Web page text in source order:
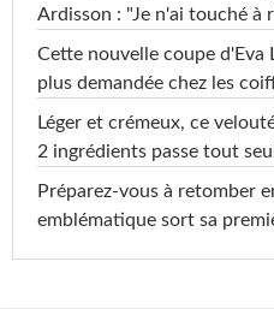
Ardisson : "Je n'ai touché à
Cette nouvelle coupe
plus demandée chez les
Léger et crémeux, ce
2 ingrédients passe tout
Préparez-vous à retomber
emblématique sort sa